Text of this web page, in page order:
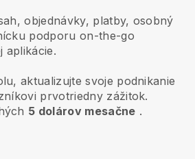
objednávky, platby, osobný
podporu on-the-go
aplikácie.
aktualizujte svoje podnikanie
prvotriedny zážitok.
5 dolárov mesačne .